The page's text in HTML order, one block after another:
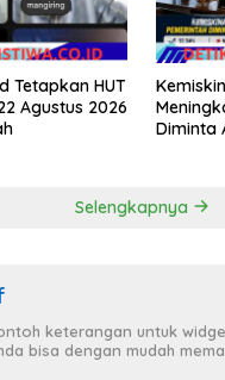
Tetapkan HUT
Agustus 2026
Diminta
Selengkapnya
keterangan untuk
bisa dengan mudah